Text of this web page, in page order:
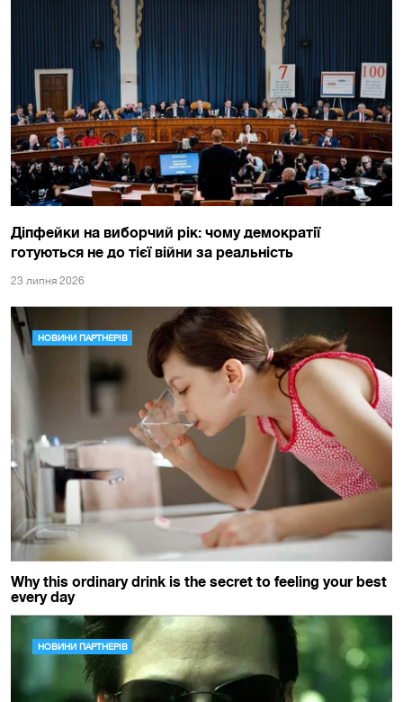
Діпфейки на виборчий рік: чому демократії
готуються не до тієї війни за реальність
23 липня 2026